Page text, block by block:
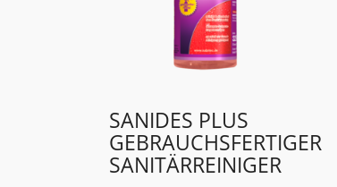
SANIDES PLUS
GEBRAUCHSFERTIGER
SANITÄRREINIGER